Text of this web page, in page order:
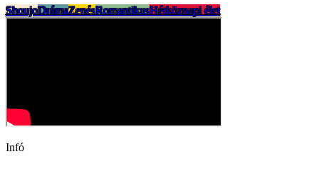
ShoujoDrámaZenésRomantikusHétköznapi élet
Infó